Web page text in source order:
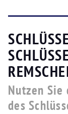
Nutzen Sie
des